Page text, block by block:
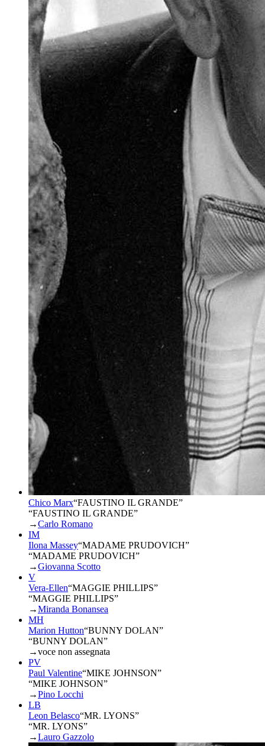
Chico Marx“FAUSTINO IL GRANDE”
“FAUSTINO IL GRANDE”
→Carlo Romano
IM
Ilona Massey“MADAME PRUDOVICH”
“MADAME PRUDOVICH”
→Giovanna Scotto
V
Vera-Ellen“MAGGIE PHILLIPS”
“MAGGIE PHILLIPS”
→Miranda Bonansea
MH
Marion Hutton“BUNNY DOLAN”
“BUNNY DOLAN”
→voce non assegnata
PV
Paul Valentine“MIKE JOHNSON”
“MIKE JOHNSON”
→Pino Locchi
LB
Leon Belasco“MR. LYONS”
“MR. LYONS”
→Lauro Gazzolo